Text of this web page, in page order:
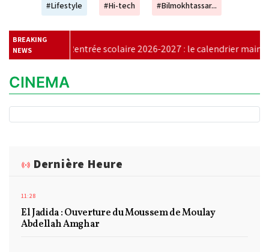
#Lifestyle #Hi-tech #Bilmokhtassar...
BREAKING
NEWS
Rentrée scolaire 2026-2027 : le calendrier maintenu, aucun
CINEMA
Dernière Heure
11:28
El Jadida : Ouverture du Moussem de Moulay
Abdellah Amghar